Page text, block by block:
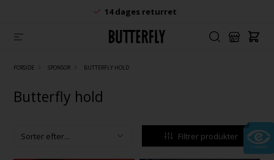
14 dages returret
FORSIDE SPONSOR BUTTERFLY HOLD
Butterfly hold
Filtrer produkter